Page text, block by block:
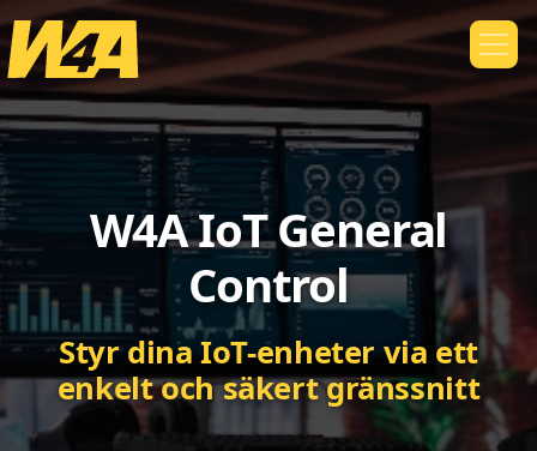
W4A IoT General
Control
Styr dina IoT-enheter via ett
enkelt och säkert gränssnitt